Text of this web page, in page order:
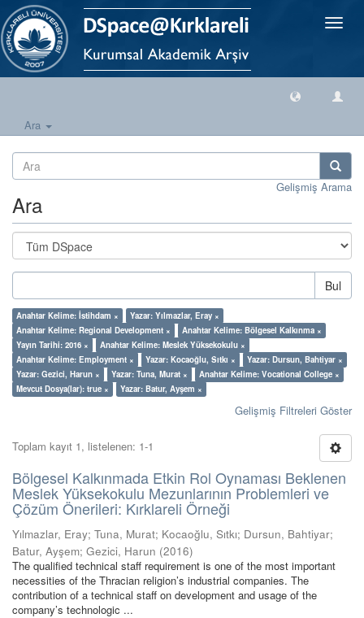
Geçiş
Ara
Gelişmiş Arama
Ara
Bul
Anahtar Kelime: İstihdam ×
Yazar: Yılmazlar, Eray ×
Anahtar Kelime: Regional Development ×
Anahtar Kelime: Bölgesel Kalkınma ×
Yayın Tarihi: 2016 ×
Anahtar Kelime: Meslek Yüksekokulu ×
Anahtar Kelime: Employment ×
Yazar: Kocaoğlu, Sıtkı ×
Yazar: Dursun, Bahtiyar ×
Yazar: Gezici, Harun ×
Yazar: Tuna, Murat ×
Anahtar Kelime: Vocational College ×
Mevcut Dosya(lar): true ×
Yazar: Batur, Ayşem ×
Gelişmiş Filtreleri Göster
Toplam kayıt 1, listelenen: 1-1
Bölgesel Kalkınmada Etkin Rol Oynaması Beklenen
Meslek Yüksekokulu Mezunlarının Problemleri ve
Çözüm Önerileri: Kırklareli Örneği
Yılmazlar, Eray; Tuna, Murat; Kocaoğlu, Sıtkı; Dursun, Bahtiyar;
Batur, Ayşem; Gezici, Harun (2016)
The qualified technical staff requirement is one of the most important
necessities of the Thracian religion’s industrial companies. The
contribution of a technical staff on development and usage of the
company’s technologic ...